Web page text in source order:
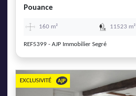
Pouance
160 m² 11523 m²
REF5399 - AJP Immobilier Segré
EXCLUSIVITÉ